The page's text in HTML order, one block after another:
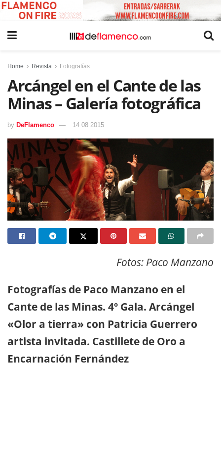
Home Revista Fotografías
Arcángel en el Cante de las
Minas – Galería fotográfica
by DeFlamenco 14 08 2015
Fotos: Paco Manzano
Fotografías de Paco Manzano en el
Cante de las Minas. 4º Gala. Arcángel
«Olor a tierra» con Patricia Guerrero
artista invitada. Castillete de Oro a
Encarnación Fernández